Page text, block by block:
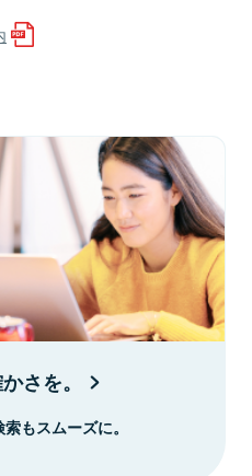
さを。
もスムーズに。